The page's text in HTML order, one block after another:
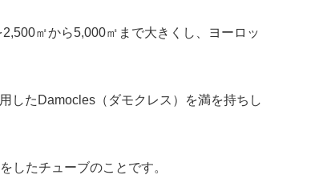
㎡から5,000㎡まで大きくし、ヨーロッ
したDamocles（ダモクレス）を満を持ちし
したチューブのことです。